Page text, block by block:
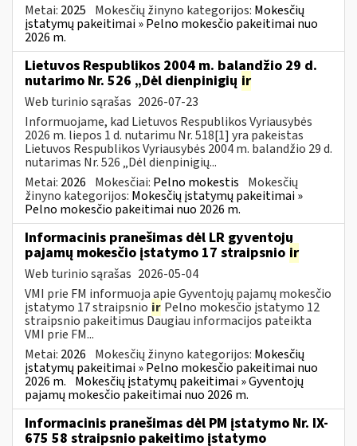
Metai: 2025 Mokesčių žinyno kategorijos: Mokesčių
įstatymų pakeitimai » Pelno mokesčio pakeitimai nuo
2026 m.
Lietuvos Respublikos 2004 m. balandžio 29 d.
nutarimo Nr. 526 „Dėl dienpinigių ir
Web turinio sąrašas 2026-07-23
Informuojame, kad Lietuvos Respublikos Vyriausybės
2026 m. liepos 1 d. nutarimu Nr. 518[1] yra pakeistas
Lietuvos Respublikos Vyriausybės 2004 m. balandžio 29 d.
nutarimas Nr. 526 „Dėl dienpinigių...
Metai: 2026 Mokesčiai: Pelno mokestis Mokesčių
žinyno kategorijos: Mokesčių įstatymų pakeitimai »
Pelno mokesčio pakeitimai nuo 2026 m.
Informacinis pranešimas dėl LR gyventojų
pajamų mokesčio įstatymo 17 straipsnio ir
Web turinio sąrašas 2026-05-04
VMI prie FM informuoja apie Gyventojų pajamų mokesčio
įstatymo 17 straipsnio ir Pelno mokesčio įstatymo 12
straipsnio pakeitimus Daugiau informacijos pateikta
VMI prie FM...
Metai: 2026 Mokesčių žinyno kategorijos: Mokesčių
įstatymų pakeitimai » Pelno mokesčio pakeitimai nuo
2026 m. Mokesčių įstatymų pakeitimai » Gyventojų
pajamų mokesčio pakeitimai nuo 2026 m.
Informacinis pranešimas dėl PM įstatymo Nr. IX-
675 58 straipsnio pakeitimo įstatymo